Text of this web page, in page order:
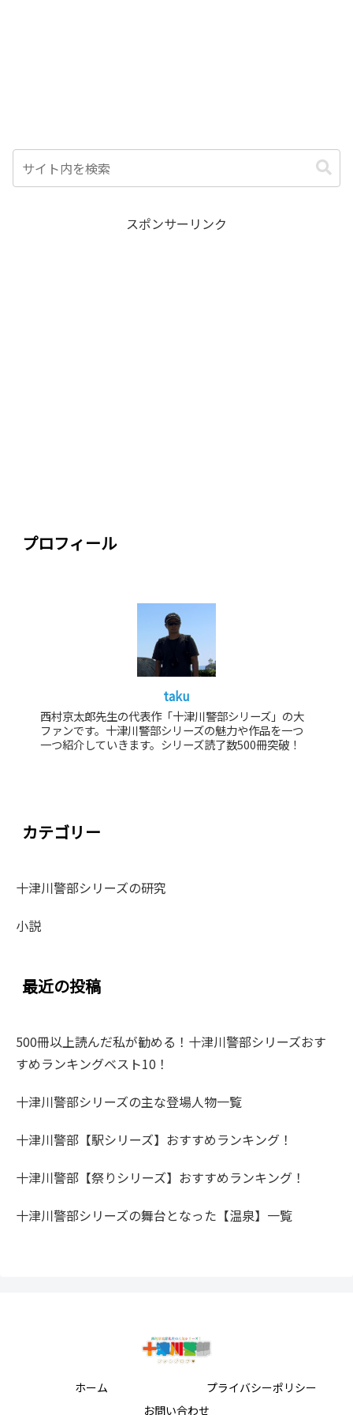
スポンサーリンク
プロフィール
taku
西村京太郎先生の代表作「十津川警部シリーズ」の大
ファンです。十津川警部シリーズの魅力や作品を一つ
一つ紹介していきます。シリーズ読了数500冊突破！
カテゴリー
十津川警部シリーズの研究
小説
最近の投稿
500冊以上読んだ私が勧める！十津川警部シリーズおす
すめランキングベスト10！
十津川警部シリーズの主な登場人物一覧
十津川警部【駅シリーズ】おすすめランキング！
十津川警部【祭りシリーズ】おすすめランキング！
十津川警部シリーズの舞台となった【温泉】一覧
ホーム
プライバシーポリシー
お問い合わせ